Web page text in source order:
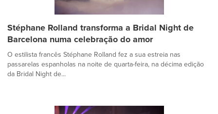
Stéphane Rolland transforma a Bridal Night de
Barcelona numa celebração do amor
O estilista francês Stéphane Rolland fez a sua estreia nas
passarelas espanholas na noite de quarta-feira, na décima edição
da Bridal Night de...